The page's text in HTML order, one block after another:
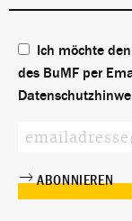
Ich möchte
des BuMF per